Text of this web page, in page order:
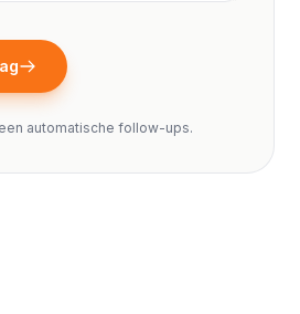
automatische follow-ups.